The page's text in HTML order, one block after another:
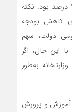
این سهم در قانون بودجه ۱۴۰۳ حدود ۹/۸۳ درصد بود. نکته
کاهش بودجه
دولت، سهم
این حال، اگر
به‌طور
آموزش‌ و پرورش